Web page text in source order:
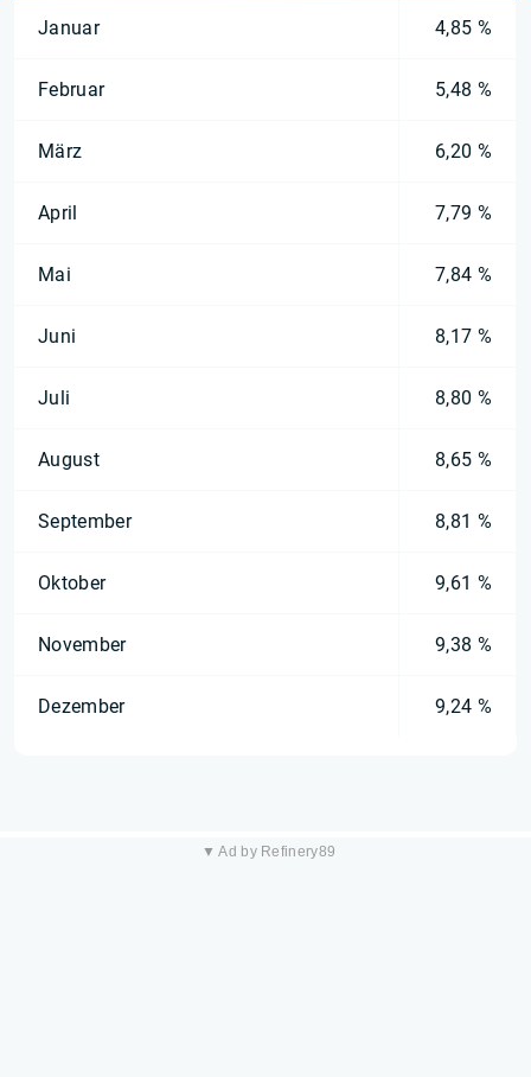
Januar 4,85 %
Februar 5,48 %
März 6,20 %
April 7,79 %
Mai 7,84 %
Juni 8,17 %
Juli 8,80 %
August 8,65 %
September 8,81 %
Oktober 9,61 %
November 9,38 %
Dezember 9,24 %
▼ Ad by Refinery89